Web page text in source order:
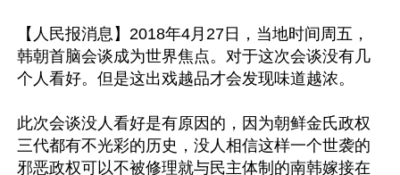
【人民报消息】2018年4月27日，当地时间周五，
韩朝首脑会谈成为世界焦点。对于这次会谈没有几
个人看好。但是这出戏越品才会发现味道越浓。
此次会谈没人看好是有原因的，因为朝鲜金氏政权
三代都有不光彩的历史，没人相信这样一个世袭的
邪恶政权可以不被修理就与民主体制的南韩嫁接在